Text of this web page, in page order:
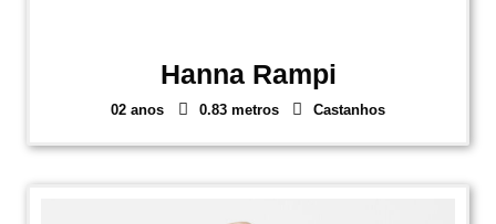
Hanna Rampi
02 anos 0.83 metros Castanhos